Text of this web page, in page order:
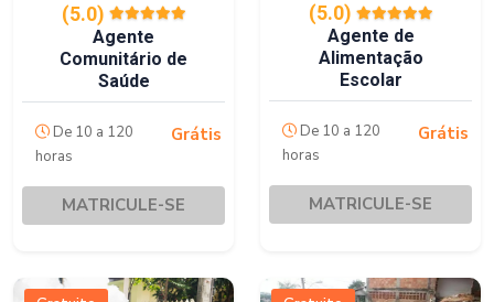
(5.0)
Agente
Comunitário de
Saúde
De 10 a 120
horas
Grátis
MATRICULE-SE
(5.0)
Agente de
Alimentação
Escolar
De 10 a 120
horas
Grátis
MATRICULE-SE